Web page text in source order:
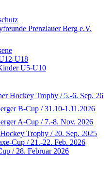
Prenzlauer Berg e.V.
U18
U5-U10
Hockey Trophy / 5.-6. Sep. 26
B-Cup / 31.10-1.11.2026
A-Cup / 7.-8. Nov. 2026
Trophy / 20. Sep. 2025
Cup / 21.-22. Feb. 2026
/ 28. Februar 2026